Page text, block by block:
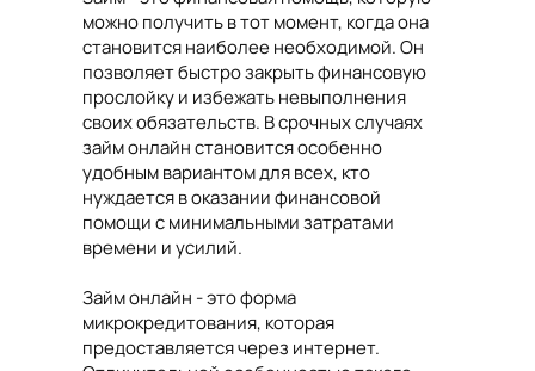
можно получить в тот момент, когда она
становится наиболее необходимой. Он
позволяет быстро закрыть финансовую
прослойку и избежать невыполнения
своих обязательств. В срочных случаях
займ онлайн становится особенно
удобным вариантом для всех, кто
нуждается в оказании финансовой
помощи с минимальными затратами
времени и усилий.
Займ онлайн - это форма
микрокредитования, которая
предоставляется через интернет.